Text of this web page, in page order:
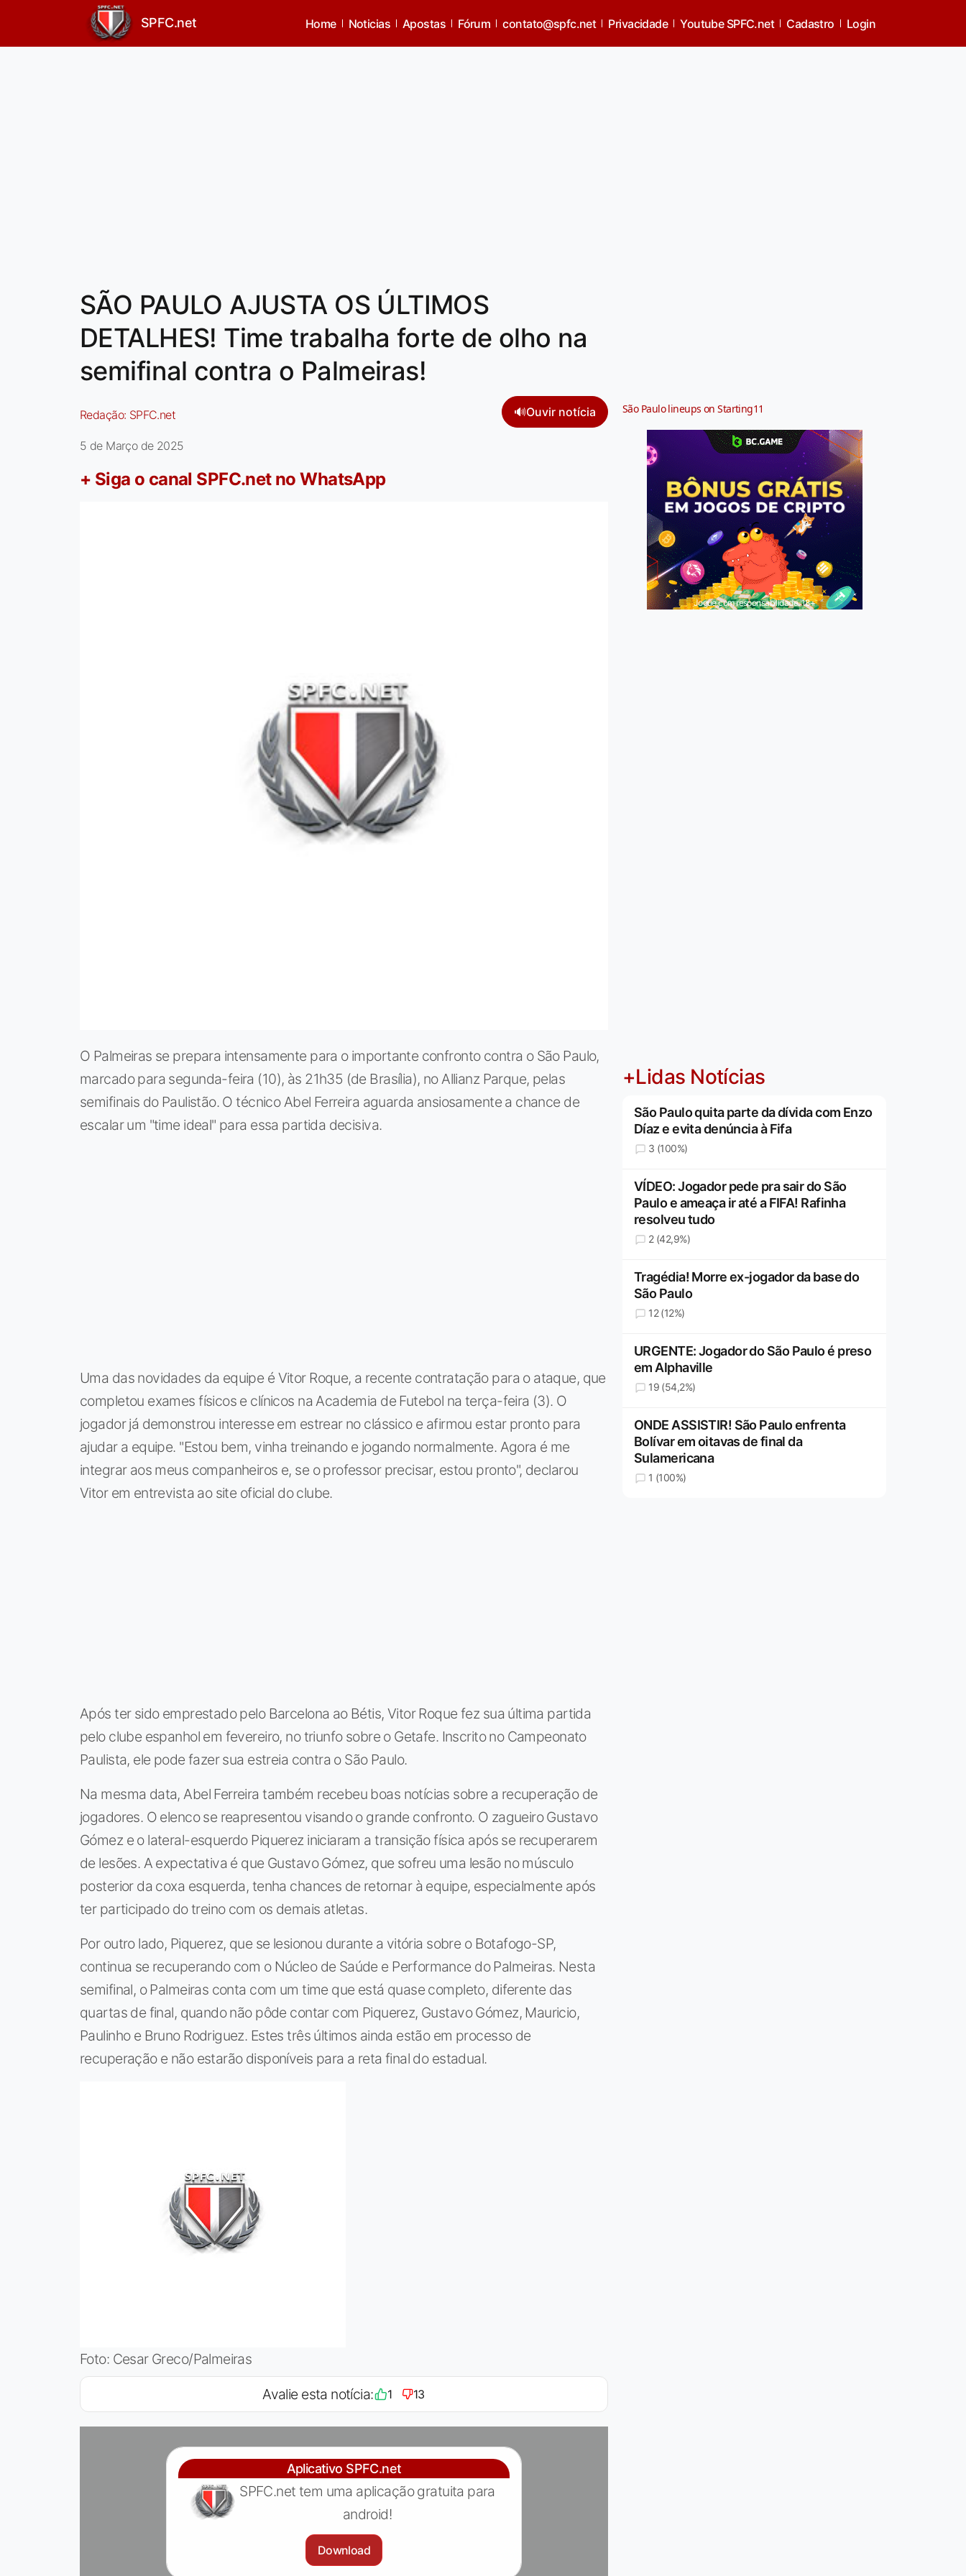
SPFC.net Home Noticias Apostas Fórum contato@spfc.net Privacidade Youtube SPFC.net Cadastro Login
SÃO PAULO AJUSTA OS ÚLTIMOS
DETALHES! Time trabalha forte de olho na
semifinal contra o Palmeiras!
Redação: SPFC.net 🔊Ouvir notícia
5 de Março de 2025
+ Siga o canal SPFC.net no WhatsApp
O Palmeiras se prepara intensamente para o importante confronto contra o São Paulo,
marcado para segunda-feira (10), às 21h35 (de Brasília), no Allianz Parque, pelas
semifinais do Paulistão. O técnico Abel Ferreira aguarda ansiosamente a chance de
escalar um "time ideal" para essa partida decisiva.
Uma das novidades da equipe é Vitor Roque, a recente contratação para o ataque, que
completou exames físicos e clínicos na Academia de Futebol na terça-feira (3). O
jogador já demonstrou interesse em estrear no clássico e afirmou estar pronto para
ajudar a equipe. "Estou bem, vinha treinando e jogando normalmente. Agora é me
integrar aos meus companheiros e, se o professor precisar, estou pronto", declarou
Vitor em entrevista ao site oficial do clube.
Após ter sido emprestado pelo Barcelona ao Bétis, Vitor Roque fez sua última partida
pelo clube espanhol em fevereiro, no triunfo sobre o Getafe. Inscrito no Campeonato
Paulista, ele pode fazer sua estreia contra o São Paulo.
Na mesma data, Abel Ferreira também recebeu boas notícias sobre a recuperação de
jogadores. O elenco se reapresentou visando o grande confronto. O zagueiro Gustavo
Gómez e o lateral-esquerdo Piquerez iniciaram a transição física após se recuperarem
de lesões. A expectativa é que Gustavo Gómez, que sofreu uma lesão no músculo
posterior da coxa esquerda, tenha chances de retornar à equipe, especialmente após
ter participado do treino com os demais atletas.
Por outro lado, Piquerez, que se lesionou durante a vitória sobre o Botafogo-SP,
continua se recuperando com o Núcleo de Saúde e Performance do Palmeiras. Nesta
semifinal, o Palmeiras conta com um time que está quase completo, diferente das
quartas de final, quando não pôde contar com Piquerez, Gustavo Gómez, Mauricio,
Paulinho e Bruno Rodriguez. Estes três últimos ainda estão em processo de
recuperação e não estarão disponíveis para a reta final do estadual.
Foto: Cesar Greco/Palmeiras
Avalie esta notícia: 1 13
Aplicativo SPFC.net
SPFC.net tem uma aplicação gratuita para
android!
Download
São Paulo lineups on Starting11
Jogue com responsabilidade. 18+
+Lidas Notícias
São Paulo quita parte da dívida com Enzo
Díaz e evita denúncia à Fifa
3 (100%)
VÍDEO: Jogador pede pra sair do São
Paulo e ameaça ir até a FIFA! Rafinha
resolveu tudo
2 (42,9%)
Tragédia! Morre ex-jogador da base do
São Paulo
12 (12%)
URGENTE: Jogador do São Paulo é preso
em Alphaville
19 (54,2%)
ONDE ASSISTIR! São Paulo enfrenta
Bolívar em oitavas de final da
Sulamericana
1 (100%)